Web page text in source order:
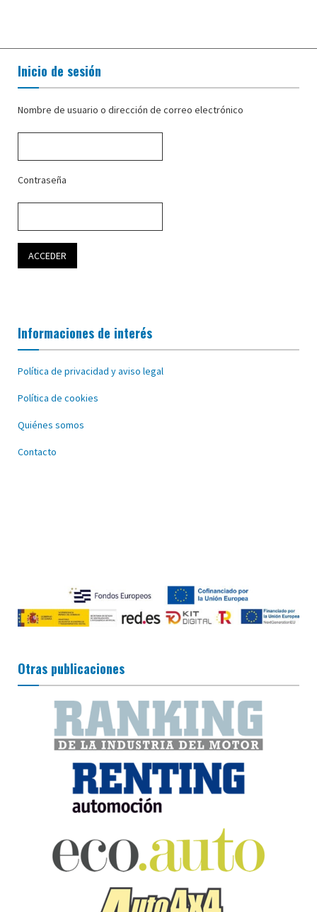
Inicio de sesión
Nombre de usuario o dirección de correo electrónico
Contraseña
Informaciones de interés
Política de privacidad y aviso legal
Política de cookies
Quiénes somos
Contacto
Otras publicaciones